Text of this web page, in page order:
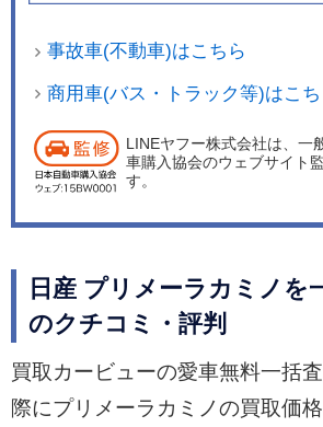
事故車(不動車)はこちら
商用車(バス・トラック等)はこち
LINEヤフー株式会社は、一
車購入協会のウェブサイト
す。
日産 プリメーラカミノを
のクチコミ・評判
買取カービューの愛車無料一括
際にプリメーラカミノの買取価